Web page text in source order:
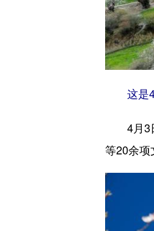
这是
4月3
等20余项